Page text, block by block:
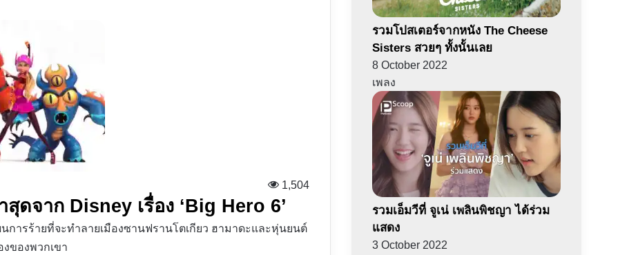
1,504
ดจาก Disney เรื่อง ‘Big Hero 6’
การร้ายที่จะทำลายเมืองซานฟรานโตเกียว ฮามาดะและหุ่นยนต์
ของพวกเขา
รวมโปสเตอร์จากหนัง The Cheese
Sisters สวยๆ ทั้งนั้นเลย
8 October 2022
เพลง
รวมเอ็มวีที่ จูเน่ เพลินพิชญา ได้ร่วม
แสดง
3 October 2022